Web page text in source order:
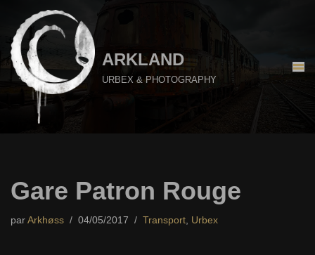
Aller
au
contenu
ARKLAND
URBEX & PHOTOGRAPHY
Gare Patron Rouge
par Arkhøss 04/05/2017 Transport, Urbex